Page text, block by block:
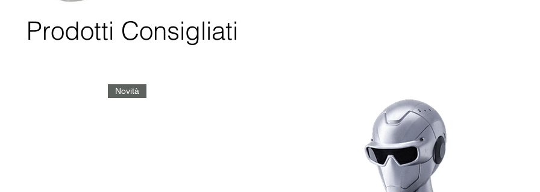
Prodotti Consigliati
Novità